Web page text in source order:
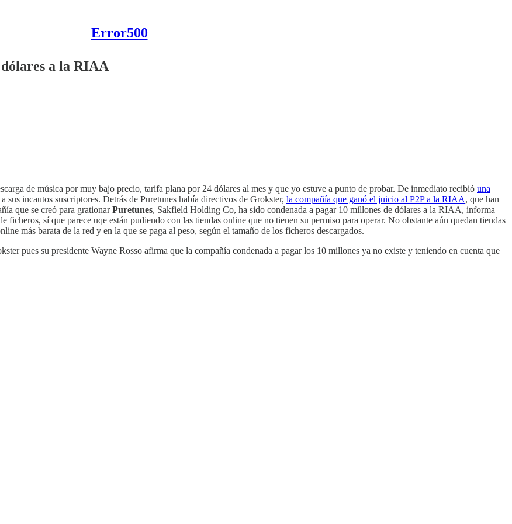
Error500
dólares a la RIAA
de música por muy bajo precio, tarifa plana por 24 dólares al mes y que yo estuve a punto de probar. De inmediato recibió una
sus incautos suscriptores. Detrás de Puretunes había directivos de Grokster, la compañía que ganó el juicio al P2P a la RIAA, que han
que se creó para grationarPuretunes, Sakfield Holding Co, ha sido condenada a pagar 10 millones de dólares a la RIAA, informa
ficheros, sí que parece uqe están pudiendo con las tiendas online que no tienen su permiso para operar. No obstante aún quedan tiendas
más barata de la red y en la que se paga al peso, según el tamaño de los ficheros descargados.
pues su presidente Wayne Rosso afirma que la compañía condenada a pagar los 10 millones ya no existe y teniendo en cuenta que